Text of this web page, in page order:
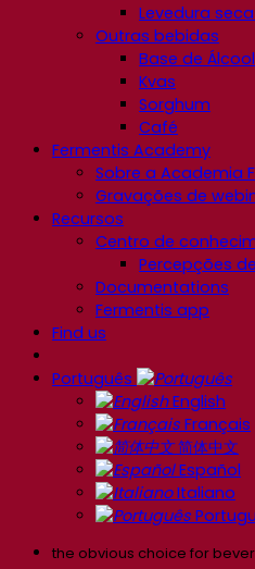
Levedura
Outras bebidas
Base de
Kvas
Sorghum
Café
Fermentis Academy
Sobre a Academia
Gravações de
Recursos
Centro de
Percepções
Documentations
Fermentis app
Find us
Português
English
Français
简体中文
Español
Italiano
the obvious choice for